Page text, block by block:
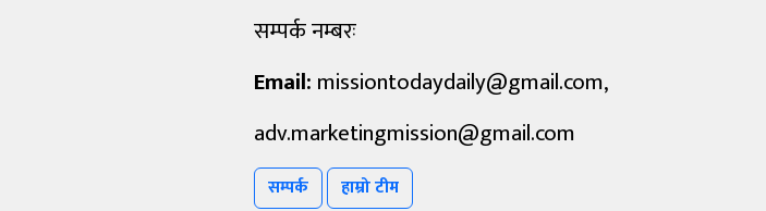
सम्पर्क नम्बरः
Email: missiontodaydaily@gmail.com,
adv.marketingmission@gmail.com
सम्पर्क हाम्रो टीम